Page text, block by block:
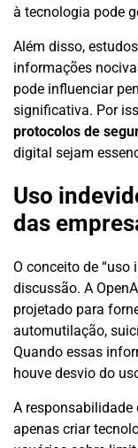
à tecnologia pode
Além disso,
informações
pode influenciar
significativa. Por
protocolos de
digital sejam
Uso
das
O conceito de “uso
discussão. A
projetado para
automutilação,
Quando essas
houve desvio do
A responsabilidade
apenas criar